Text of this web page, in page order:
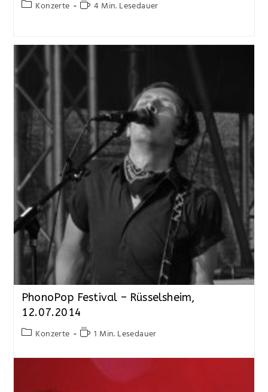
Konzerte 4 Min. Lesedauer
PhonoPop Festival – Rüsselsheim,
12.07.2014
Konzerte 1 Min. Lesedauer